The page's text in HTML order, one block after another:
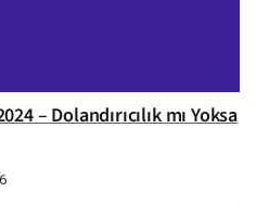
– Dolandırıcılık mı Yoksa